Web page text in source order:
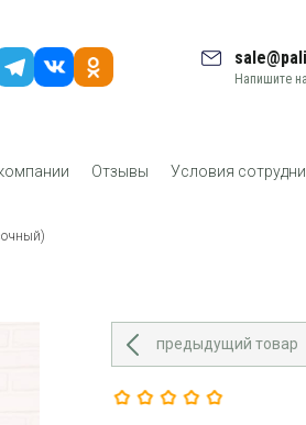
Напишите
Отзывы Условия
предыдущий товар